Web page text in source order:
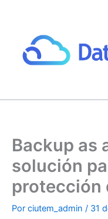
contenido
Backup as
solución
protección
Por ciutem_admin / 31